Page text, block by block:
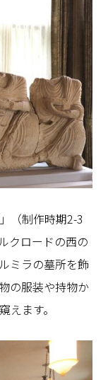
（制作時期2-3
クロードの西の
ミラの墓所を飾
の服装や持物か
えます。